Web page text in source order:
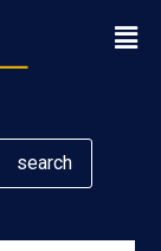
search